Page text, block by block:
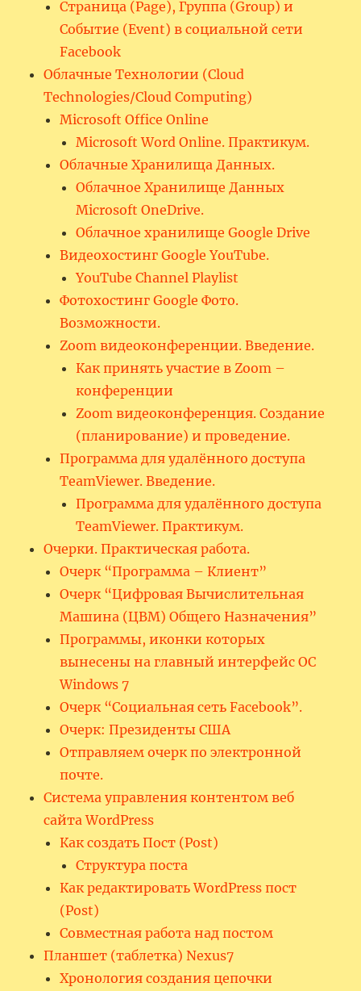
Страница (Page), Группа (Group) и
Событие (Event) в социальной сети
Facebook
Облачные Технологии (Cloud
Technologies/Cloud Computing)
Microsoft Office Online
Microsoft Word Online. Практикум.
Облачные Хранилища Данных.
Облачное Хранилище Данных
Microsoft OneDrive.
Облачное хранилище Google Drive
Видеохостинг Google YouTube.
YouTube Channel Playlist
Фотохостинг Google Фото.
Возможности.
Zoom видеоконференции. Введение.
Как принять участие в Zoom –
конференции
Zoom видеоконференция. Создание
(планирование) и проведение.
Программа для удалённого доступа
TeamViewer. Введение.
Программа для удалённого доступа
TeamViewer. Практикум.
Очерки. Практическая работа.
Очерк “Программа – Клиент”
Очерк “Цифровая Вычислительная
Машина (ЦВМ) Общего Назначения”
Программы, иконки которых
вынесены на главный интерфейс ОС
Windows 7
Очерк “Социальная сеть Facebook”.
Очерк: Президенты США
Отправляем очерк по электронной
почте.
Система управления контентом веб
сайта WordPress
Как создать Пост (Post)
Структура поста
Как редактировать WordPress пост
(Post)
Совместная работа над постом
Планшет (таблетка) Nexus7
Хронология создания цепочки